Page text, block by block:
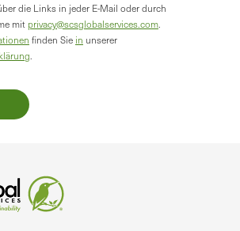
die Links in jeder E-Mail oder durch
mit privacy@scsglobalservices.com
finden Sie in unserer